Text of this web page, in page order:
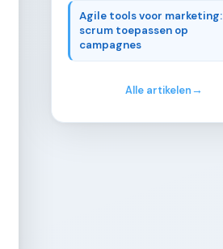
Agile tools voor marketing:
scrum toepassen op
campagnes
Alle artikelen